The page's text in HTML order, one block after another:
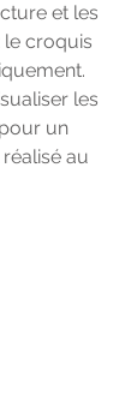
et les
le croquis
les
un
au